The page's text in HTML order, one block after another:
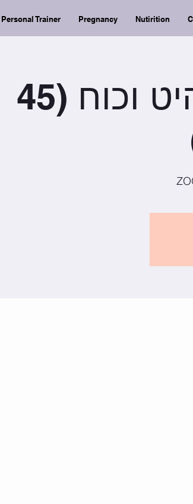
Personal Trainer Pregnancy Nutirition
מוצ׳ש / 18:30 / היט וכוח (45